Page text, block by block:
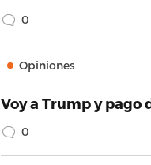
0
Opiniones
Voy a Trump y pago
0